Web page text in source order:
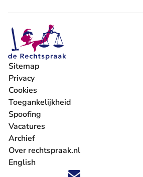
Volg ons op X (Twitter) - U verlaat
Volg ons op Facebook - U verlaat
Volg ons op Instagram - U
Volg ons op Youtube - U
Volg ons op LinkedIn -
'Blijf op de hoogte'
Sitemap
Privacy
Cookies
Toegankelijkheid
Spoofing
Vacatures
- U verlaat Rechtspraak.nl
Archief
Over rechtspraak.nl
English